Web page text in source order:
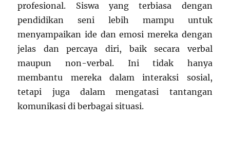
profesional. Siswa yang terbiasa dengan
pendidikan seni lebih mampu untuk
menyampaikan ide dan emosi mereka dengan
jelas dan percaya diri, baik secara verbal
maupun non-verbal. Ini tidak hanya
membantu mereka dalam interaksi sosial,
tetapi juga dalam mengatasi tantangan
komunikasi di berbagai situasi.